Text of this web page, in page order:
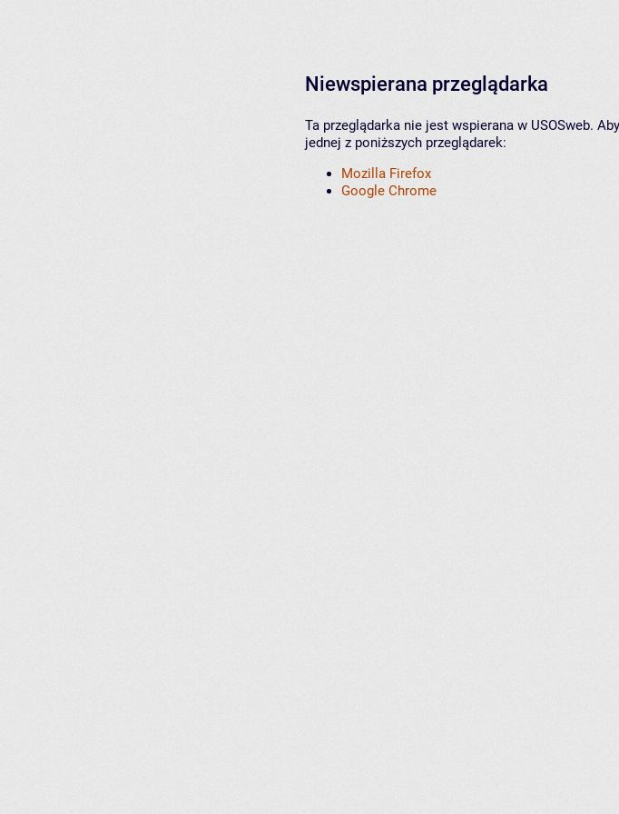
Niewspierana przeglądarka
Ta przeglądarka nie jest wspierana w USOSweb.
jednej z poniższych przeglądarek:
Mozilla Firefox
Google Chrome